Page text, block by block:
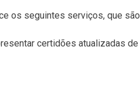
os seguintes serviços, que
certidões atualizadas